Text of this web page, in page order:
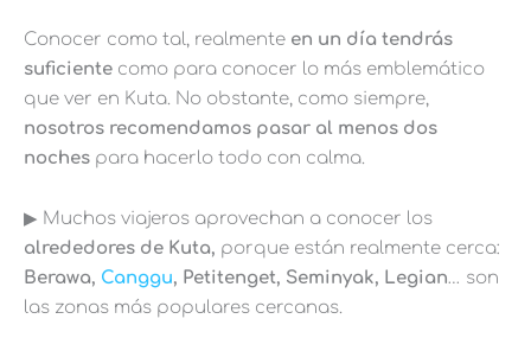
Conocer como tal, realmente en un día tendrás
suficiente como para conocer lo más emblemático
que ver en Kuta. No obstante, como siempre,
nosotros recomendamos pasar al menos dos
noches para hacerlo todo con calma.
▶︎ Muchos viajeros aprovechan a conocer los
alrededores de Kuta, porque están realmente cerca:
Berawa, Canggu, Petitenget, Seminyak, Legian… son
las zonas más populares cercanas.